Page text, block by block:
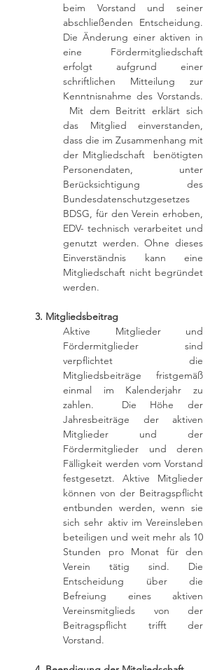
beim Vorstand und seiner
abschließenden Entscheidung.
Die Änderung einer aktiven in
eine Fördermitgliedschaft
erfolgt aufgrund einer
schriftlichen Mitteilung zur
Kenntnisnahme des Vorstands.
Mit dem Beitritt erklärt sich
das Mitglied einverstanden,
dass die im Zusammenhang mit
der Mitgliedschaft benötigten
Personendaten, unter
Berücksichtigung des
Bundesdatenschutzgesetzes
BDSG, für den Verein erhoben,
EDV- technisch verarbeitet und
genutzt werden. Ohne dieses
Einverständnis kann eine
Mitgliedschaft nicht begründet
werden.
3. Mitgliedsbeitrag
Aktive Mitglieder und
Fördermitglieder sind
verpflichtet die
Mitgliedsbeiträge fristgemäß
einmal im Kalenderjahr zu
zahlen. Die Höhe der
Jahresbeiträge der aktiven
Mitglieder und der
Fördermitglieder und deren
Fälligkeit werden vom Vorstand
festgesetzt. Aktive Mitglieder
können von der Beitragspflicht
entbunden werden, wenn sie
sich sehr aktiv im Vereinsleben
beteiligen und weit mehr als 10
Stunden pro Monat für den
Verein tätig sind. Die
Entscheidung über die
Befreiung eines aktiven
Vereinsmitglieds von der
Beitragspflicht trifft der
Vorstand.